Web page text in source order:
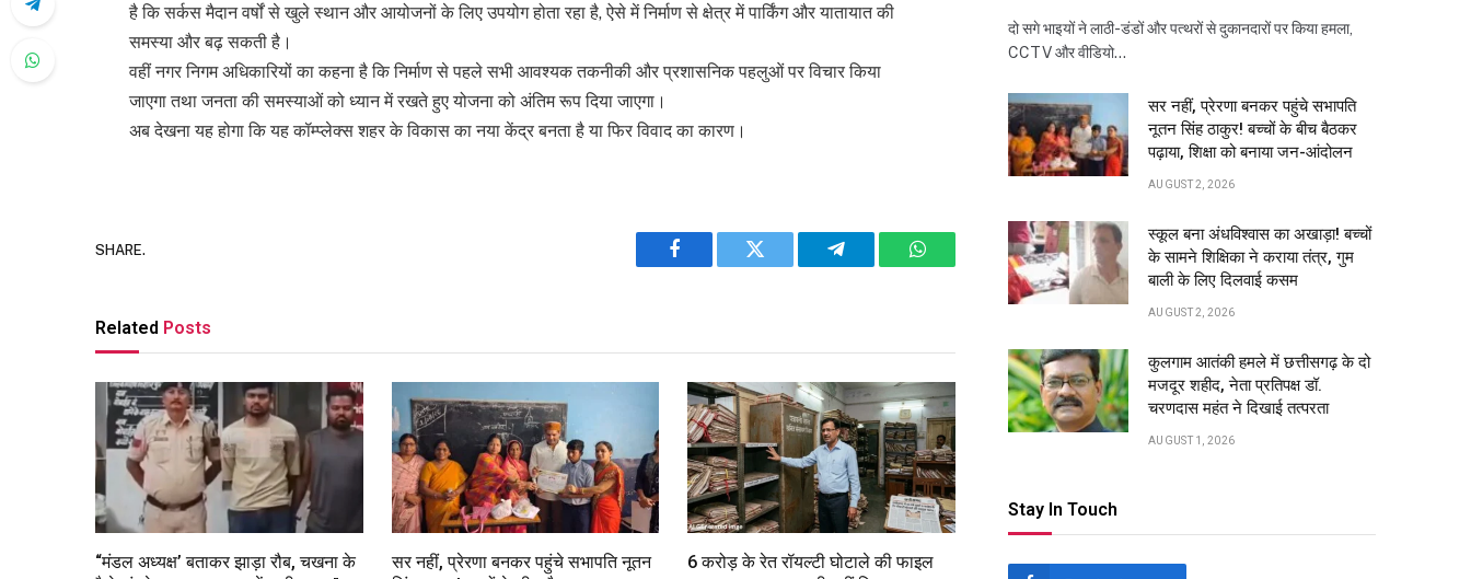
है कि सर्कस मैदान वर्षों से खुले स्थान और आयोजनों के लिए उपयोग होता रहा है, ऐसे में निर्माण से क्षेत्र में पार्किंग और यातायात की
समस्या और बढ़ सकती है।
वहीं नगर निगम अधिकारियों का कहना है कि निर्माण से पहले सभी आवश्यक तकनीकी और प्रशासनिक पहलुओं पर विचार किया
जाएगा तथा जनता की समस्याओं को ध्यान में रखते हुए योजना को अंतिम रूप दिया जाएगा।
अब देखना यह होगा कि यह कॉम्प्लेक्स शहर के विकास का नया केंद्र बनता है या फिर विवाद का कारण।
SHARE.
Facebook Twitter Telegram WhatsApp
Related Posts
“मंडल अध्यक्ष’ बताकर झाड़ा रौब, चखना के
सर नहीं, प्रेरणा बनकर पहुंचे सभापति नूतन
6 करोड़ के रेत रॉयल्टी घोटाले की फाइल
दो सगे भाइयों ने लाठी-डंडों और पत्थरों से दुकानदारों पर किया हमला,
CCTV और वीडियो…
सर नहीं, प्रेरणा बनकर पहुंचे सभापति
नूतन सिंह ठाकुर! बच्चों के बीच बैठकर
पढ़ाया, शिक्षा को बनाया जन-आंदोलन
AUGUST 2, 2026
स्कूल बना अंधविश्वास का अखाड़ा! बच्चों
के सामने शिक्षिका ने कराया तंत्र, गुम
बाली के लिए दिलवाई कसम
AUGUST 2, 2026
कुलगाम आतंकी हमले में छत्तीसगढ़ के दो
मजदूर शहीद, नेता प्रतिपक्ष डॉ.
चरणदास महंत ने दिखाई तत्परता
AUGUST 1, 2026
Stay In Touch